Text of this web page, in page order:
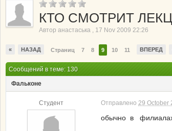
КТО СМОТРИТ
Автор анастаська , 17 Nov 2009 22:26
« НАЗАД Страниц 7 8 9 10 11 ВПЕРЕД
Сообщений в теме: 130
Фальконе
Студент Отправлено 29 October
обычно в